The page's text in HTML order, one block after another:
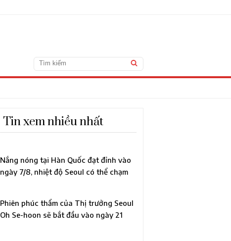
Tin xem nhiều nhất
Nắng nóng tại Hàn Quốc đạt đỉnh vào
ngày 7/8, nhiệt độ Seoul có thể chạm
Phiên phúc thẩm của Thị trưởng Seoul
Oh Se-hoon sẽ bắt đầu vào ngày 21